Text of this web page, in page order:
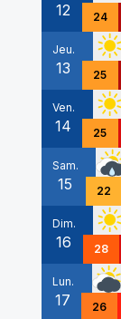
12 24
Jeu.
13 25
Ven.
14 25
Sam.
15 22
Dim.
16 28
Lun.
17 26